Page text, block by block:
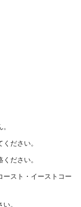
ださい。
ださい。
スト・イーストコー